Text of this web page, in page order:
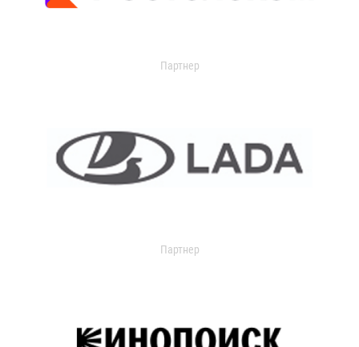
Партнер
Партнер